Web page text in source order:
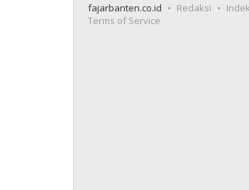
fajarbanten.co.id Redaksi
Terms of Service